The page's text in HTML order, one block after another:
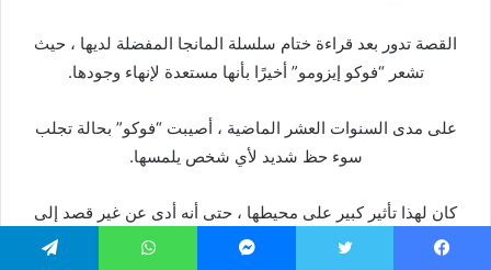
القصة تدور بعد قراءة ختام سلسلة المانجا المفضلة لديها ، حيث
تشعر “فوكو إيزومو” أخيرًا بأنها مستعدة لإنهاء وجودها.
على مدى السنوات العشر الماضية ، أصيبت “فوكو” بحالة تجلب
سوء حظ شديد لأي شخص يلمسها.
كان لهذا تأثير كبير على محيطها ، حتى أنه أدى عن غير قصد إلى
وفاة من حولها ، بما في ذلك والديها.